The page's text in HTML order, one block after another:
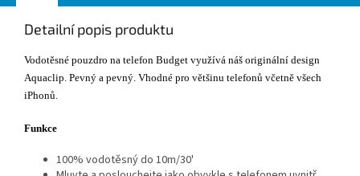
Detailní popis produktu
Vodotěsné pouzdro na telefon Budget využívá náš originální design
Aquaclip. Pevný a pevný. Vhodné pro většinu telefonů včetně všech
iPhonů.
Funkce
100% vodotěsný do 10m/30'